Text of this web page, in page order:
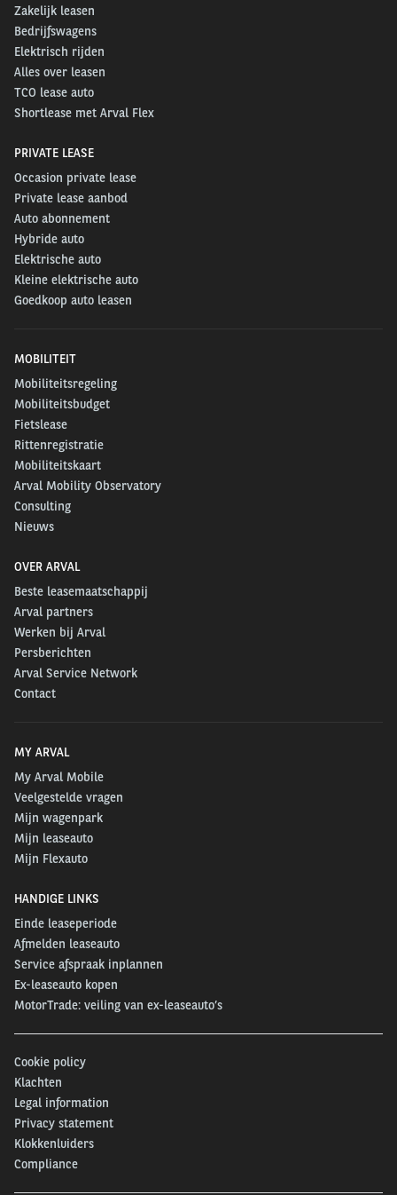
Zakelijk leasen
Bedrijfswagens
Elektrisch rijden
Alles over leasen
TCO lease auto
Shortlease met Arval Flex
PRIVATE LEASE
Occasion private lease
Private lease aanbod
Auto abonnement
Hybride auto
Elektrische auto
Kleine elektrische auto
Goedkoop auto leasen
MOBILITEIT
Mobiliteitsregeling
Mobiliteitsbudget
Fietslease
Rittenregistratie
Mobiliteitskaart
Arval Mobility Observatory
Consulting
Nieuws
OVER ARVAL
Beste leasemaatschappij
Arval partners
Werken bij Arval
Persberichten
Arval Service Network
Contact
MY ARVAL
My Arval Mobile
Veelgestelde vragen
Mijn wagenpark
Mijn leaseauto
Mijn Flexauto
HANDIGE LINKS
Einde leaseperiode
Afmelden leaseauto
Service afspraak inplannen
Ex-leaseauto kopen
MotorTrade: veiling van ex-leaseauto’s
Cookie policy
Klachten
Legal information
Privacy statement
Klokkenluiders
Compliance